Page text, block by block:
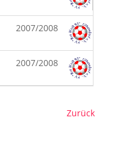
2007/2008
2007/2008
Zurück